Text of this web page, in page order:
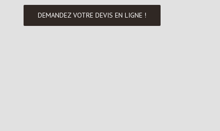
DEMANDEZ VOTRE DEVIS EN LIGNE !